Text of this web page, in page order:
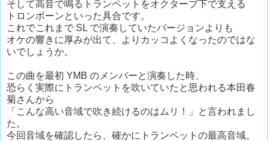
そして高音で鳴るトランペットをオクターブ下で支える
トロンボーンといった具合です。
これでこれまで SL で演奏していたバージョンよりも
オケの響きに厚みが出て、よりカッコよくなったのではな
いでしょうか。
この曲を最初 YMB のメンバーと演奏した時、
恐らく実際にトランペットを吹いていたと思われる本田春
菊さんから
「こんな高い音域で吹き続けるのはムリ！」と言われまし
た。
今回音域を確認したら、確かにトランペットの最高音域。